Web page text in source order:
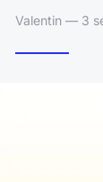
Valentin — 3